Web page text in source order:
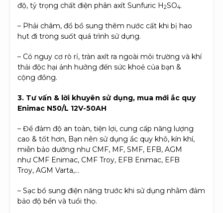
độ, tỷ trọng chất điện phân axít Sunfuric H2SO4.
– Phải châm, đổ bổ sung thêm nước cất khi bị hao
hụt đi trong suốt quá trình sử dụng.
– Có nguy cơ rò rỉ, tràn axít ra ngoài môi trường và khí
thải độc hại ảnh hưởng đến sức khoẻ của bạn &
cộng đồng.
3. Tư vấn & lời khuyên sử dụng, mua mới ắc quy
Enimac N50/L 12V-50AH
– Để đảm độ an toàn, tiện lợi, cung cấp năng lượng
cao & tốt hơn, Bạn nên sử dụng ắc quy khô, kín khí,
miễn bảo dưỡng như CMF, MF, SMF, EFB, AGM
như CMF Enimac, CMF Troy, EFB Enimac, EFB
Troy, AGM Varta,…
– Sạc bổ sung điện năng trước khi sử dụng nhằm đảm
bảo độ bền và tuổi thọ.